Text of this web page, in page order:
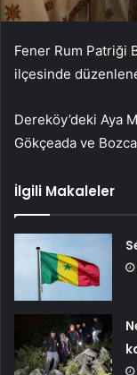
Fener Rum Patriği
ilçesinde
Dereköy’deki Aya
Gökçeada ve
İlgili Makaleler